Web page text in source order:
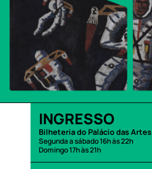
INGRESSO
Bilheteria do Palácio das Artes
Segunda a sábado 16h às 22h
Domingo 17h às 21h